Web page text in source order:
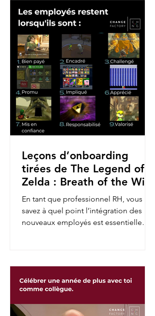
Leçons d’onboarding
tirées de The Legend of
Zelda : Breath of the Wild
En tant que professionnel RH, vous
savez à quel point l’intégration des
nouveaux employés est essentielle